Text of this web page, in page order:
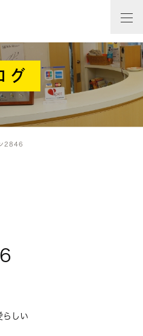
グ
2846
らしい